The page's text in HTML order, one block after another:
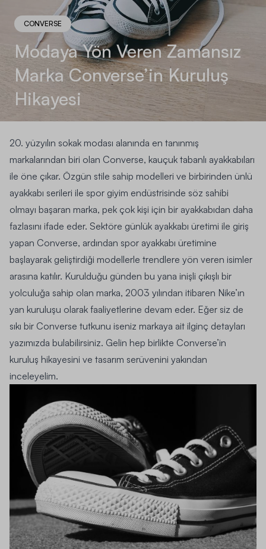
CONVERSE
Modaya Yön Veren Zamansız
Marka Converse’in Kuruluş
Hikayesi
20. yüzyılın sokak modası alanında en tanınmış
markalarından biri olan Converse, kauçuk tabanlı ayakkabıları
ile öne çıkar. Özgün stile sahip modelleri ve birbirinden ünlü
ayakkabı serileri ile spor giyim endüstrisinde söz sahibi
olmayı başaran marka, pek çok kişi için bir ayakkabıdan daha
fazlasını ifade eder. Sektöre günlük ayakkabı üretimi ile giriş
yapan Converse, ardından spor ayakkabı üretimine
başlayarak geliştirdiği modellerle trendlere yön veren isimler
arasına katılır. Kurulduğu günden bu yana inişli çıkışlı bir
yolculuğa sahip olan marka, 2003 yılından itibaren Nike’ın
yan kuruluşu olarak faaliyetlerine devam eder. Eğer siz de
sıkı bir Converse tutkunu iseniz markaya ait ilginç detayları
yazımızda bulabilirsiniz. Gelin hep birlikte Converse’in
kuruluş hikayesini ve tasarım serüvenini yakından
inceleyelim.